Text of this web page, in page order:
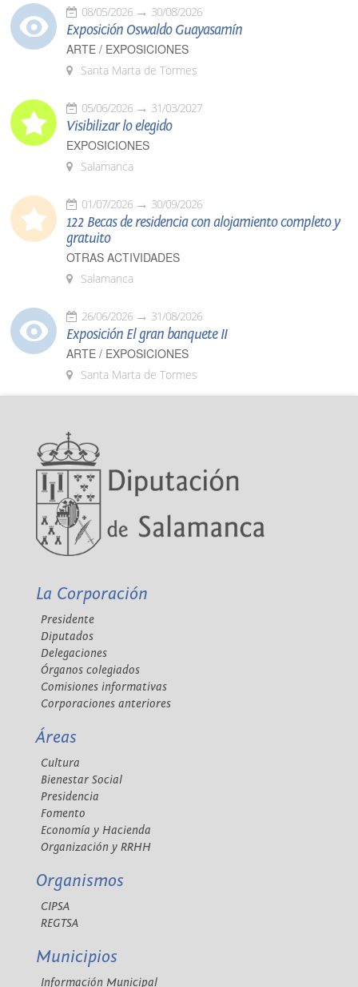
08/05/2026 30/08/2026
Exposición Oswaldo Guayasamín
ARTE / EXPOSICIONES
Santa Marta de Tormes
05/06/2026 31/03/2027
Visibilizar lo elegido
EXPOSICIONES
Salamanca
01/07/2026 30/09/2026
122 Becas de residencia con alojamiento completo y
gratuito
OTRAS ACTIVIDADES
Salamanca
26/06/2026 31/08/2026
Exposición El gran banquete II
ARTE / EXPOSICIONES
Santa Marta de Tormes
La Corporación
Presidente
Diputados
Delegaciones
Órganos colegiados
Comisiones informativas
Corporaciones anteriores
Áreas
Cultura
Bienestar Social
Presidencia
Fomento
Economía y Hacienda
Organización y RRHH
Organismos
CIPSA
REGTSA
Municipios
Información Municipal